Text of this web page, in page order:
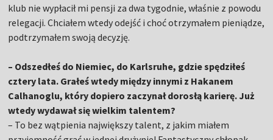
klub nie wypłacił mi pensji za dwa tygodnie, właśnie z powodu
relegacji. Chciałem wtedy odejść i choć otrzymałem pieniądze,
podtrzymałem swoją decyzję.
– Odszedłeś do Niemiec, do Karlsruhe, gdzie spędziłeś
cztery lata. Grałeś wtedy między innymi z Hakanem
Calhanoglu, który dopiero zaczynał dorosłą karierę. Już
wtedy wydawał się wielkim talentem?
– To bez wątpienia największy talent, z jakim miałem